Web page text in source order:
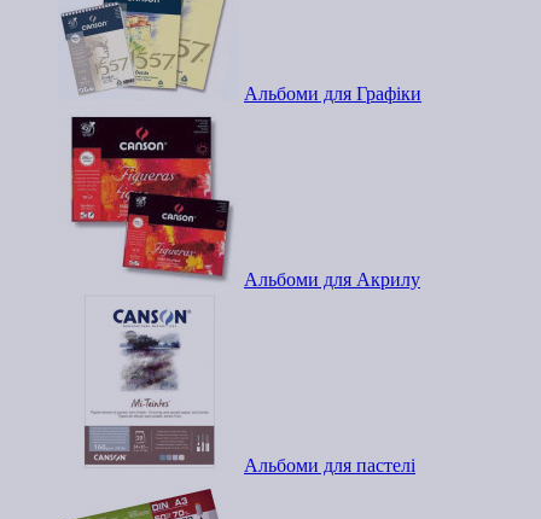
Альбоми для Графіки
Альбоми для Акрилу
Альбоми для пастелі